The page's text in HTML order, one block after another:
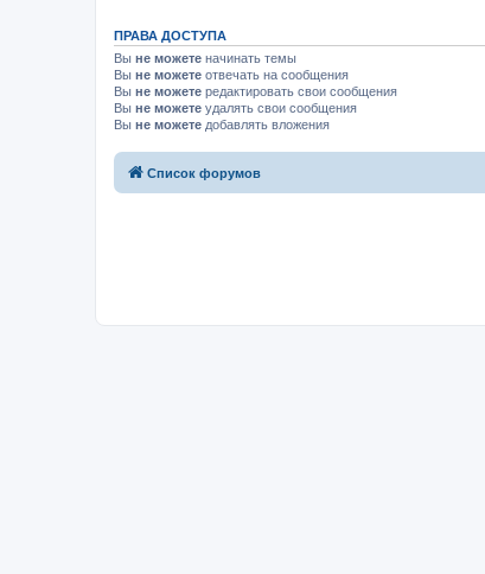
ПРАВА ДОСТУПА
Вы не можете начинать темы
Вы не можете отвечать на сообщения
Вы не можете редактировать свои сообщения
Вы не можете удалять свои сообщения
Вы не можете добавлять вложения
Список форумов